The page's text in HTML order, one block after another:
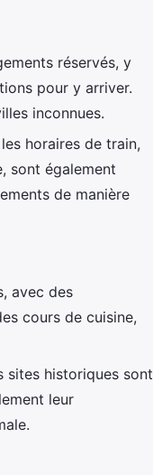
réservés, y
pour y arriver.
inconnues.
horaires de train,
sont également
de manière
avec des
cours de cuisine,
sites historiques sont
leur